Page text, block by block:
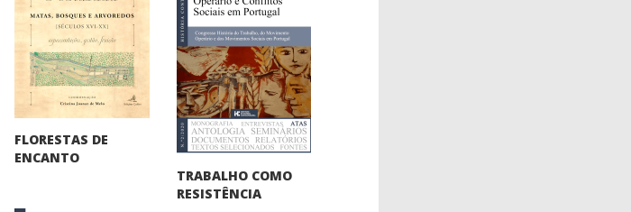
FLORESTAS DE
ENCANTO
TRABALHO COMO
RESISTÊNCIA